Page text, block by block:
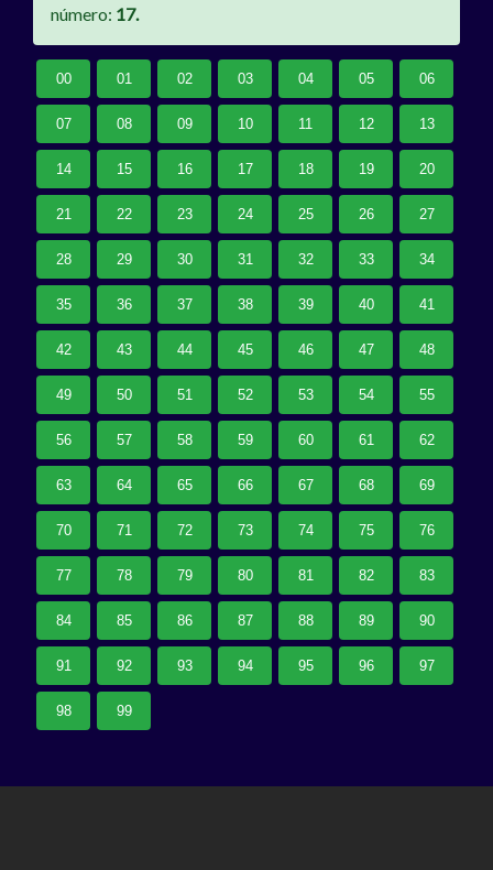
número: 17.
00 01 02 03 04 05 06
07 08 09 10 11 12 13
14 15 16 17 18 19 20
21 22 23 24 25 26 27
28 29 30 31 32 33 34
35 36 37 38 39 40 41
42 43 44 45 46 47 48
49 50 51 52 53 54 55
56 57 58 59 60 61 62
63 64 65 66 67 68 69
70 71 72 73 74 75 76
77 78 79 80 81 82 83
84 85 86 87 88 89 90
91 92 93 94 95 96 97
98 99